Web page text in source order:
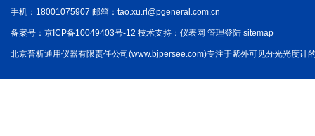
手机：18001075907 邮箱： tao.xu.rl@pgeneral.com.cn
备案号： 京ICP备10049403号-12 技术支持： 仪表网 管理登陆 sitemap
北京普析通用仪器有限责任公司(www.bjpersee.com)专注于紫外可见分光光度计